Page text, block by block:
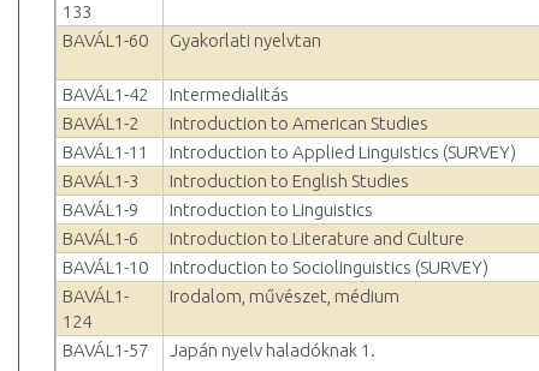
133
BAVÁL1-60 Gyakorlati nyelvtan
BAVÁL1-42
Intermedialitás
BAVÁL1-2
Introduction to American Studies
BAVÁL1-11
Introduction to Applied Linguistics (SURVEY)
BAVÁL1-3
Introduction to English Studies
BAVÁL1-9
Introduction to Linguistics
BAVÁL1-6
Introduction to Literature and Culture
BAVÁL1-10
Introduction to Sociolinguistics (SURVEY)
BAVÁL1-
124
Irodalom, művészet, médium
BAVÁL1-57 Japán nyelv haladóknak 1.